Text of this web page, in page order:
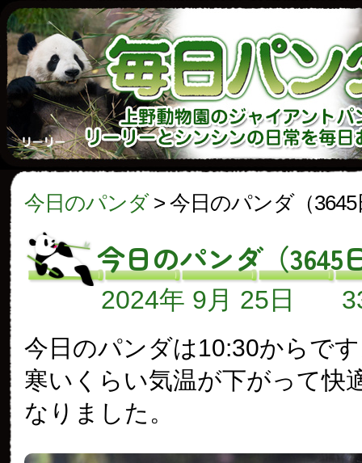
今日のパンダ> 今日のパンダ（3645
今日のパンダ（3645
2024年 9月 25日
今日のパンダは10:30からで
寒いくらい気温が下がって快
なりました。